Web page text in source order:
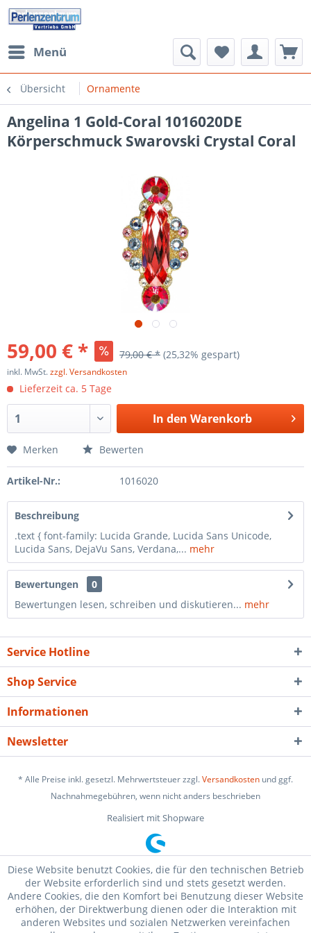
Menü
Übersicht Ornamente
Angelina 1 Gold-Coral 1016020DE
Körperschmuck Swarovski Crystal Coral
59,00 € * 79,00 € * (25,32% gespart)
inkl. MwSt.zzgl. Versandkosten
Lieferzeit ca. 5 Tage
In den Warenkorb
Merken Bewerten
Artikel-Nr.: 1016020
Beschreibung
.text { font-family: Lucida Grande, Lucida Sans Unicode,
Lucida Sans, DejaVu Sans, Verdana,... mehr
Bewertungen
0
Bewertungen lesen, schreiben und diskutieren... mehr
Service Hotline
Shop Service
Informationen
Newsletter
* Alle Preise inkl. gesetzl. Mehrwertsteuer zzgl.Versandkosten und ggf.
Nachnahmegebühren, wenn nicht anders beschrieben
Realisiert mit Shopware
Diese Website benutzt Cookies, die für den technischen Betrieb
der Website erforderlich sind und stets gesetzt werden.
Andere Cookies, die den Komfort bei Benutzung dieser Website
erhöhen, der Direktwerbung dienen oder die Interaktion mit
anderen Websites und sozialen Netzwerken vereinfachen